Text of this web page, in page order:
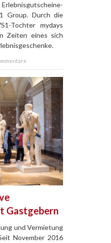
Group. Durch die
Tochter mydays
Zeiten eines sich
Gastgebern
und Vermietung
November 2016